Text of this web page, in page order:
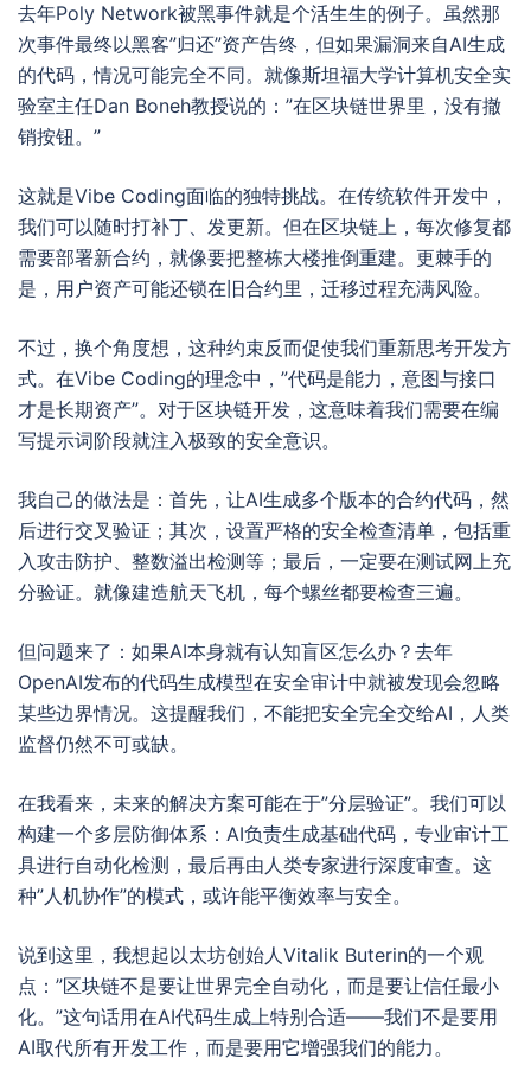
去年Poly Network被黑事件就是个活生生的例子。虽然那
次事件最终以黑客”归还”资产告终，但如果漏洞来自AI生成
的代码，情况可能完全不同。就像斯坦福大学计算机安全实
验室主任Dan Boneh教授说的：”在区块链世界里，没有撤
销按钮。”
这就是Vibe Coding面临的独特挑战。在传统软件开发中，
我们可以随时打补丁、发更新。但在区块链上，每次修复都
需要部署新合约，就像要把整栋大楼推倒重建。更棘手的
是，用户资产可能还锁在旧合约里，迁移过程充满风险。
不过，换个角度想，这种约束反而促使我们重新思考开发方
式。在Vibe Coding的理念中，”代码是能力，意图与接口
才是长期资产”。对于区块链开发，这意味着我们需要在编
写提示词阶段就注入极致的安全意识。
我自己的做法是：首先，让AI生成多个版本的合约代码，然
后进行交叉验证；其次，设置严格的安全检查清单，包括重
入攻击防护、整数溢出检测等；最后，一定要在测试网上充
分验证。就像建造航天飞机，每个螺丝都要检查三遍。
但问题来了：如果AI本身就有认知盲区怎么办？去年
OpenAI发布的代码生成模型在安全审计中就被发现会忽略
某些边界情况。这提醒我们，不能把安全完全交给AI，人类
监督仍然不可或缺。
在我看来，未来的解决方案可能在于”分层验证”。我们可以
构建一个多层防御体系：AI负责生成基础代码，专业审计工
具进行自动化检测，最后再由人类专家进行深度审查。这
种”人机协作”的模式，或许能平衡效率与安全。
说到这里，我想起以太坊创始人Vitalik Buterin的一个观
点：”区块链不是要让世界完全自动化，而是要让信任最小
化。”这句话用在AI代码生成上特别合适——我们不是要用
AI取代所有开发工作，而是要用它增强我们的能力。